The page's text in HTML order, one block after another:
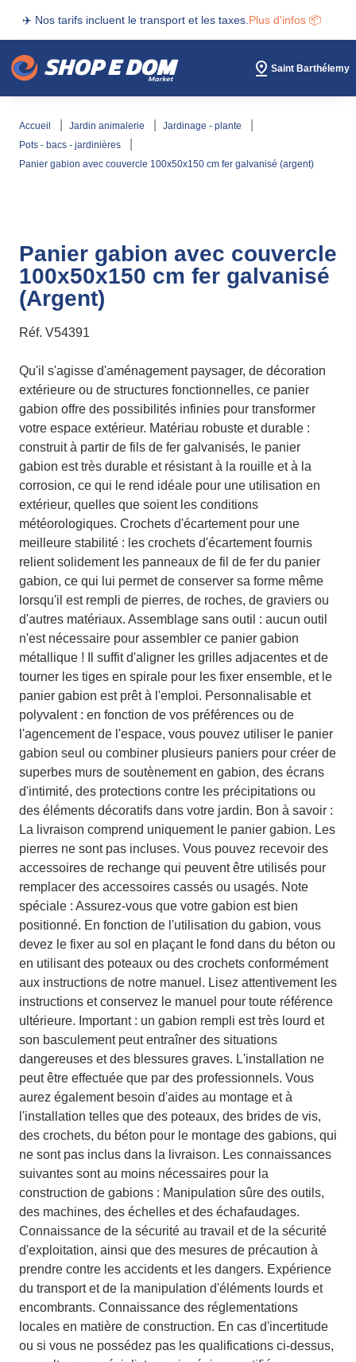
Plus d'infos 📦 ✈️ Nos tarifs incluent le transport et les
Saint Barthélemy
accueil jardin animalerie
jardinage - plante
pots - bacs - jardinières
panier gabion avec couvercle 100x50x150 cm fer galvanisé (argent)
Panier gabion avec couvercle
100x50x150 cm fer galvanisé
(Argent)
Réf. V54391
Qu'il s'agisse d'aménagement paysager, de décoration
extérieure ou de structures fonctionnelles, ce panier
gabion offre des possibilités infinies pour transformer
votre espace extérieur. Matériau robuste et durable :
construit à partir de fils de fer galvanisés, le panier
gabion est très durable et résistant à la rouille et à la
corrosion, ce qui le rend idéale pour une utilisation en
extérieur, quelles que soient les conditions
météorologiques. Crochets d'écartement pour une
meilleure stabilité : les crochets d'écartement fournis
relient solidement les panneaux de fil de fer du panier
gabion, ce qui lui permet de conserver sa forme même
lorsqu'il est rempli de pierres, de roches, de graviers ou
d'autres matériaux. Assemblage sans outil : aucun outil
n'est nécessaire pour assembler ce panier gabion
métallique ! Il suffit d'aligner les grilles adjacentes et de
tourner les tiges en spirale pour les fixer ensemble, et le
panier gabion est prêt à l'emploi. Personnalisable et
polyvalent : en fonction de vos préférences ou de
l'agencement de l'espace, vous pouvez utiliser le panier
gabion seul ou combiner plusieurs paniers pour créer de
superbes murs de soutènement en gabion, des écrans
d'intimité, des protections contre les précipitations ou
des éléments décoratifs dans votre jardin. Bon à savoir :
La livraison comprend uniquement le panier gabion. Les
pierres ne sont pas incluses. Vous pouvez recevoir des
accessoires de rechange qui peuvent être utilisés pour
remplacer des accessoires cassés ou usagés. Note
spéciale : Assurez-vous que votre gabion est bien
positionné. En fonction de l'utilisation du gabion, vous
devez le fixer au sol en plaçant le fond dans du béton ou
en utilisant des poteaux ou des crochets conformément
aux instructions de notre manuel. Lisez attentivement les
instructions et conservez le manuel pour toute référence
ultérieure. Important : un gabion rempli est très lourd et
son basculement peut entraîner des situations
dangereuses et des blessures graves. L'installation ne
peut être effectuée que par des professionnels. Vous
aurez également besoin d'aides au montage et à
l'installation telles que des poteaux, des brides de vis,
des crochets, du béton pour le montage des gabions, qui
ne sont pas inclus dans la livraison. Les connaissances
suivantes sont au moins nécessaires pour la
construction de gabions : Manipulation sûre des outils,
des machines, des échelles et des échafaudages.
Connaissance de la sécurité au travail et de la sécurité
d'exploitation, ainsi que des mesures de précaution à
prendre contre les accidents et les dangers. Expérience
du transport et de la manipulation d'éléments lourds et
encombrants. Connaissance des réglementations
locales en matière de construction. En cas d'incertitude
ou si vous ne possédez pas les qualifications ci-dessus,